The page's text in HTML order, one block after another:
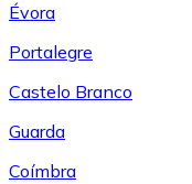
Évora
Portalegre
Castelo Branco
Guarda
Coímbra